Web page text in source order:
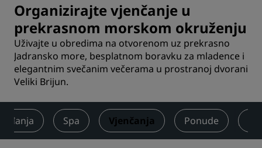
Organizirajte vjenčanje u
prekrasnom morskom okruženju
Uživajte u obredima na otvorenom uz prekrasno
Jadransko more, besplatnom boravku za mladence i
elegantnim svečanim večerama u prostranoj dvorani
Veliki Brijun.
Spa Vjenčanja Ponude